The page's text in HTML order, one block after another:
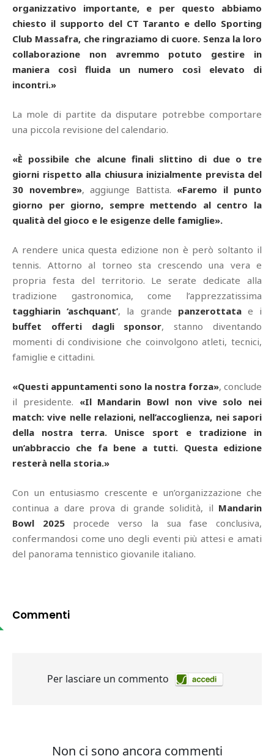
organizzativo importante, e per questo abbiamo
chiesto il supporto del CT Taranto e dello Sporting
Club Massafra, che ringraziamo di cuore. Senza la loro
collaborazione non avremmo potuto gestire in
maniera così fluida un numero così elevato di
incontri.»
La mole di partite da disputare potrebbe comportare
una piccola revisione del calendario.
«È possibile che alcune finali slittino di due o tre
giorni rispetto alla chiusura inizialmente prevista del
30 novembre», aggiunge Battista. «Faremo il punto
giorno per giorno, sempre mettendo al centro la
qualità del gioco e le esigenze delle famiglie».
A rendere unica questa edizione non è però soltanto il
tennis. Attorno al torneo sta crescendo una vera e
propria festa del territorio. Le serate dedicate alla
tradizione gastronomica, come l’apprezzatissima
tagghiarin ‘aschquant’, la grande panzerottatae i
buffet offerti dagli sponsor, stanno diventando
momenti di condivisione che coinvolgono atleti, tecnici,
famiglie e cittadini.
«Questi appuntamenti sono la nostra forza», conclude
il presidente. «Il Mandarin Bowl non vive solo nei
match: vive nelle relazioni, nell’accoglienza, nei sapori
della nostra terra. Unisce sport e tradizione in
un’abbraccio che fa bene a tutti. Questa edizione
resterà nella storia.»
Con un entusiasmo crescente e un’organizzazione che
continua a dare prova di grande solidità, il Mandarin
Bowl 2025 procede verso la sua fase conclusiva,
confermandosi come uno degli eventi più attesi e amati
del panorama tennistico giovanile italiano.
Commenti